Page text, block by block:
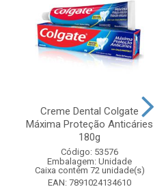
Creme Dental Colgate
Máxima Proteção Anticáries
180g
Código: 53576
Embalagem: Unidade
Caixa contém 72 unidade(s)
EAN: 7891024134610